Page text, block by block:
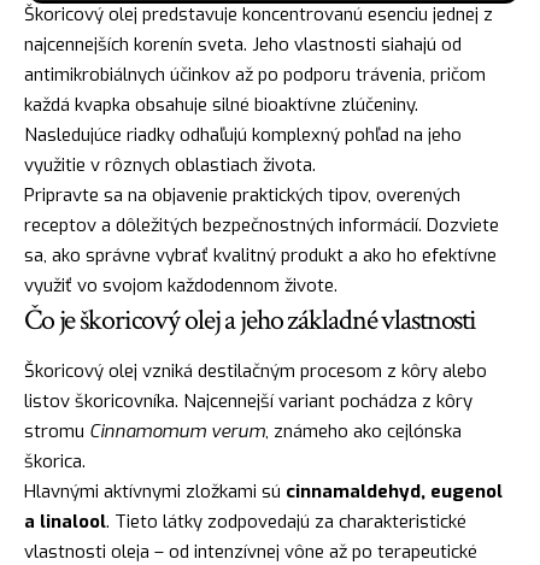
Škoricový olej predstavuje koncentrovanú esenciu jednej z
najcennejších korenín sveta. Jeho vlastnosti siahajú od
antimikrobiálnych účinkov až po podporu trávenia, pričom
každá kvapka obsahuje silné bioaktívne zlúčeniny.
Nasledujúce riadky odhaľujú komplexný pohľad na jeho
využitie v rôznych oblastiach života.
Pripravte sa na objavenie praktických tipov, overených
receptov a dôležitých bezpečnostných informácií. Dozviete
sa, ako správne vybrať kvalitný produkt a ako ho efektívne
využiť vo svojom každodennom živote.
Čo je škoricový olej a jeho základné vlastnosti
Škoricový olej vzniká destilačným procesom z kôry alebo
listov škoricovníka. Najcennejší variant pochádza z kôry
stromu Cinnamomum verum, známeho ako cejlónska
škorica.
Hlavnými aktívnymi zložkami sú cinnamaldehyd, eugenol
a linalool. Tieto látky zodpovedajú za charakteristické
vlastnosti oleja – od intenzívnej vône až po terapeutické